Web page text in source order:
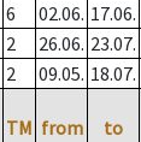
6 02.06. 17.06.
2 26.06. 23.07.
2 09.05. 18.07.
TM from to